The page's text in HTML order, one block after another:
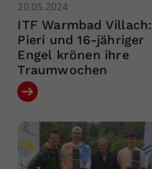
20.05.2024
ITF Warmbad Villach:
Pieri und 16-jähriger
Engel krönen ihre
Traumwochen